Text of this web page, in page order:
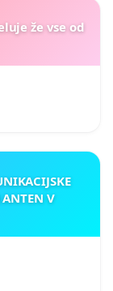
že vse od
V